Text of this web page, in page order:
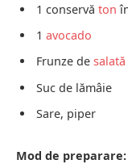
1 conservă ton
1 avocado
Frunze de salată
Suc de lămâie
Sare, piper
Mod de preparare: